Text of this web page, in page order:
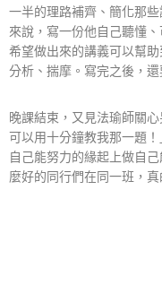
一半的理路補齊、簡化那
來說，寫一份他自己聽懂
希望做出來的講義可以幫
分析、揣摩。寫完之後，
晚課結束，又見法瑜師關
可以用十分鐘教我那一題
自己能努力的緣起上做自
麼好的同行們在同一班，